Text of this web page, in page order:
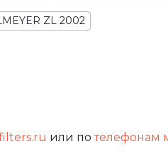
ZL 2002
или потелефонам